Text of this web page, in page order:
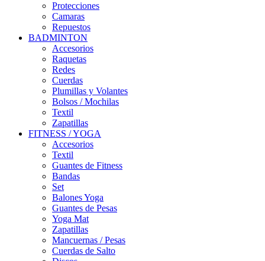
Protecciones
Camaras
Repuestos
BADMINTON
Accesorios
Raquetas
Redes
Cuerdas
Plumillas y Volantes
Bolsos / Mochilas
Textil
Zapatillas
FITNESS / YOGA
Accesorios
Textil
Guantes de Fitness
Bandas
Set
Balones Yoga
Guantes de Pesas
Yoga Mat
Zapatillas
Mancuernas / Pesas
Cuerdas de Salto